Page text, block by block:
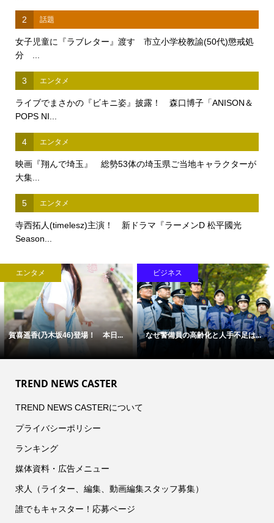
2 話題
女子児童に『ラブレター』渡す 市立小学校教諭(50代)懲戒処
分 ...
3 エンタメ
ライブでまさかの『ビキニ姿』披露！ 森口博子「ANISON＆
POPS NI...
4 エンタメ
映画『翔んで埼玉』 総勢53体の埼玉県ご当地キャラクターが
大集...
5 エンタメ
寺西拓人(timelesz)主演！ 新ドラマ『ラーメンD 松平國光
Season...
エンタメ
賀喜遥香(乃木坂46)登場！ 本日...
ビジネス
なぜ警備員の高齢化と人手不足は...
TREND NEWS CASTER
TREND NEWS CASTERについて
プライバシーポリシー
ランキング
媒体資料・広告メニュー
求人（ライター、編集、動画編集スタッフ募集）
誰でもキャスター！応募ページ